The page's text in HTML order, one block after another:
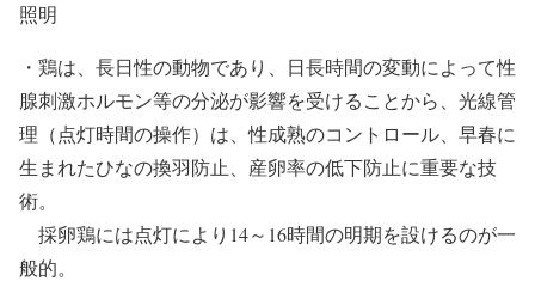
照明
・鶏は、長日性の動物であり、日長時間の変動によって性
腺刺激ホルモン等の分泌が影響を受けることから、光線管
理（点灯時間の操作）は、性成熟のコントロール、早春に
生まれたひなの換羽防止、産卵率の低下防止に重要な技
術。
採卵鶏には点灯により14～16時間の明期を設けるのが一
般的。